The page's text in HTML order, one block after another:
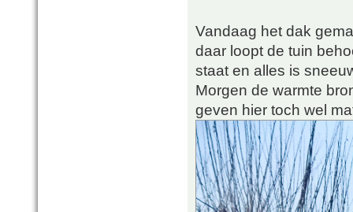
Vandaag het dak
daar loopt de tuin
staat en alles is
Morgen de warmte
geven hier toch wel